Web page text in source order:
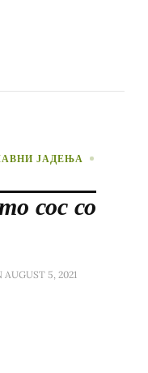
ЈАДЕЊА
сос со
AUGUST 5, 2021